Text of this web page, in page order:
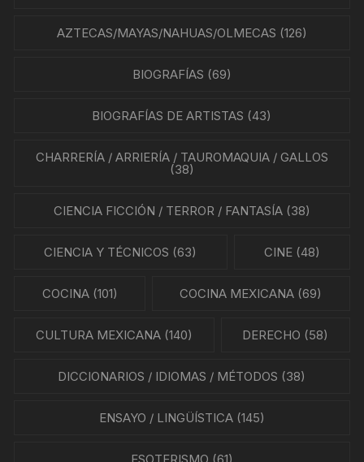
AZTECAS/MAYAS/NAHUAS/OLMECAS (126)
BIOGRAFÍAS (69)
BIOGRAFÍAS DE ARTISTAS (43)
CHARRERÍA / ARRIERÍA / TAUROMAQUIA / GALLOS
(38)
CIENCIA FICCIÓN / TERROR / FANTASÍA(38)
CIENCIA Y TÉCNICOS (63) CINE(48)
COCINA(101) COCINA MEXICANA (69)
CULTURA MEXICANA(140) DERECHO (58)
DICCIONARIOS / IDIOMAS / MÉTODOS (38)
ENSAYO / LINGÜÍSTICA(145)